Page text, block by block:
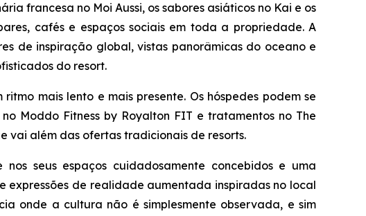
francesa no Moi Aussi, os sabores asiáticos no Kai e os
cafés e espaços sociais em toda a propriedade. A
de inspiração global, vistas panorâmicas do oceano e
do resort.
mais lento e mais presente. Os hóspedes podem se
Moddo Fitness by Royalton FIT e tratamentos no The
vai além das ofertas tradicionais de resorts.
seus espaços cuidadosamente concebidos e uma
expressões de realidade aumentada inspiradas no local
onde a cultura não é simplesmente observada, e sim